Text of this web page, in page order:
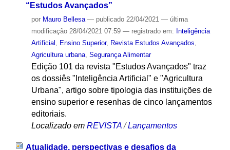
“Estudos Avançados”
por Mauro Bellesa — publicado22/04/2021 — última
modificação28/04/2021 07:59 — registrado em: Inteligência
Artificial
Ensino Superior, Revista Estudos Avançados
Agricultura urbana, Segurança Alimentar
Edição 101 da revista "Estudos Avançados" traz
os dossiês "Inteligência Artificial" e "Agricultura
Urbana", artigo sobre tipologia das instituições de
ensino superior e resenhas de cinco lançamentos
editoriais.
Localizado em REVISTA /Lançamentos
Atualidade, perspectivas e desafios da